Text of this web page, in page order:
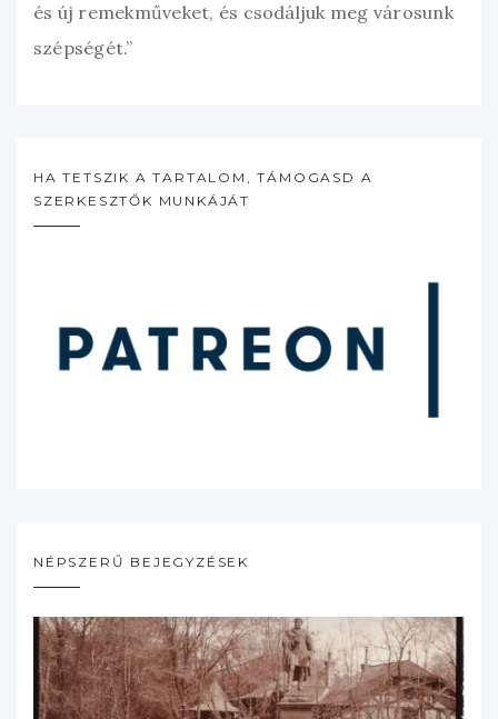
és új remekműveket, és csodáljuk meg városunk
szépségét.”
HA TETSZIK A TARTALOM, TÁMOGASD A
SZERKESZTŐK MUNKÁJÁT
NÉPSZERŰ BEJEGYZÉSEK